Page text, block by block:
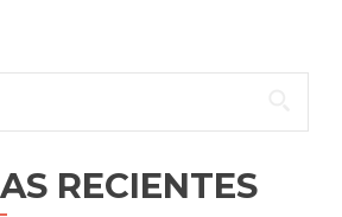
RECIENTES